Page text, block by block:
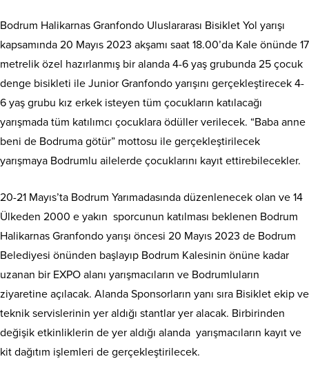
Bodrum Halikarnas Granfondo Uluslararası Bisiklet Yol yarışı
kapsamında 20 Mayıs 2023 akşamı saat 18.00’da Kale önünde 17
metrelik özel hazırlanmış bir alanda 4-6 yaş grubunda 25 çocuk
denge bisikleti ile Junior Granfondo yarışını gerçekleştirecek 4-
6 yaş grubu kız erkek isteyen tüm çocukların katılacağı
yarışmada tüm katılımcı çocuklara ödüller verilecek. “Baba anne
beni de Bodruma götür” mottosu ile gerçekleştirilecek
yarışmaya Bodrumlu ailelerde çocuklarını kayıt ettirebilecekler.
20-21 Mayıs’ta Bodrum Yarımadasında düzenlenecek olan ve 14
Ülkeden 2000 e yakın sporcunun katılması beklenen Bodrum
Halikarnas Granfondo yarışı öncesi 20 Mayıs 2023 de Bodrum
Belediyesi önünden başlayıp Bodrum Kalesinin önüne kadar
uzanan bir EXPO alanı yarışmacıların ve Bodrumluların
ziyaretine açılacak. Alanda Sponsorların yanı sıra Bisiklet ekip ve
teknik servislerinin yer aldığı stantlar yer alacak. Birbirinden
değişik etkinliklerin de yer aldığı alanda yarışmacıların kayıt ve
kit dağıtım işlemleri de gerçekleştirilecek.